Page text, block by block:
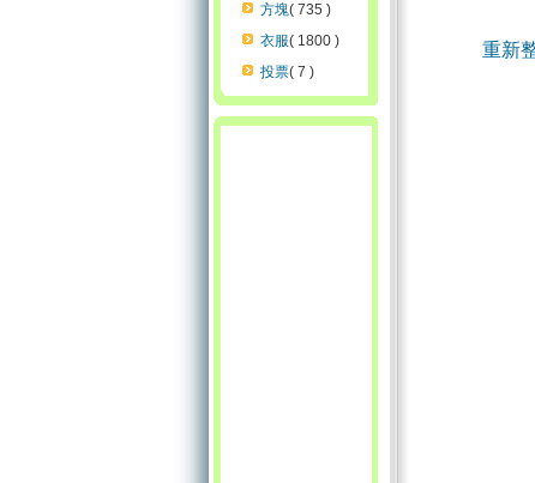
方塊( 735 )
衣服( 1800 )
投票( 7 )
重新